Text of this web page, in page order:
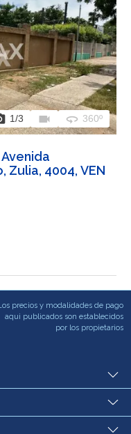
1/3 videocam 360 360º
Zulia, 4004, VEN
precios y modalidades de pago
aqui publicados son establecidos
por los propietarios